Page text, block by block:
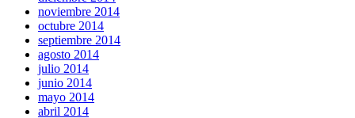
noviembre 2014
octubre 2014
septiembre 2014
agosto 2014
julio 2014
junio 2014
mayo 2014
abril 2014